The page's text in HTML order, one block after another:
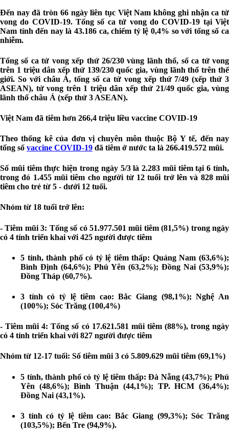
Đến nay đã tròn 66 ngày liên tục Việt Nam không ghi nhận ca tử
vong do COVID-19. Tổng số ca tử vong do COVID-19 tại Việt
Nam tính đến nay là 43.186 ca, chiếm tỷ lệ 0,4% so với tổng số ca
nhiễm.
Tổng số ca tử vong xếp thứ 26/230 vùng lãnh thổ, số ca tử vong
trên 1 triệu dân xếp thứ 139/230 quốc gia, vùng lãnh thổ trên thế
giới. So với châu Á, tổng số ca tử vong xếp thứ 7/49 (xếp thứ 3
ASEAN), tử vong trên 1 triệu dân xếp thứ 21/49 quốc gia, vùng
lãnh thổ châu Á (xếp thứ 3 ASEAN).
Việt Nam đã tiêm hơn 266,4 triệu liều vaccine COVID-19
Theo thống kê của đơn vị chuyên môn thuộc Bộ Y tế, đến nay
tổng số vaccine COVID-19 đã tiêm ở nước ta là 266.419.572 mũi.
Số mũi tiêm thực hiện trong ngày 5/3 là 2.283 mũi tiêm tại 6 tỉnh,
trong đó 1.455 mũi tiêm cho người từ 12 tuổi trở lên và 828 mũi
tiêm cho trẻ từ 5 - dưới 12 tuổi.
Nhóm từ 18 tuổi trở lên:
- Tiêm mũi 3: Tổng số có 51.977.501 mũi tiêm (81,5%) trong ngày
có 4 tỉnh triển khai với 425 người được tiêm
5 tỉnh, thành phố có tỷ lệ tiêm thấp: Quảng Nam (63,6%);
Bình Định (64,6%); Phú Yên (63,2%); Đồng Nai (53,9%);
Đồng Tháp (60,7%).
3 tỉnh có tỷ lệ tiêm cao: Bắc Giang (98,1%); Nghệ An
(100%); Sóc Trăng (100,4%)
- Tiêm mũi 4: Tổng số có 17.621.581 mũi tiêm (88%), trong ngày
có 4 tỉnh triển khai với 827 người được tiêm
Nhóm từ 12-17 tuổi: Số tiêm mũi 3 có 5.809.629 mũi tiêm (69,1%)
5 tỉnh, thành phố có tỷ lệ tiêm thấp: Đà Nẵng (43,7%); Phú
Yên (48,6%); Bình Thuận (44,1%); TP. HCM (36,4%);
Đồng Nai (43,1%).
3 tỉnh có tỷ lệ tiêm cao: Bắc Giang (99,3%); Sóc Trăng
(103,5%); Bến Tre (94,9%).